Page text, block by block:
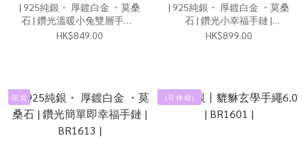
| 925純銀・ 厚鍍白金 ・莫桑
石 | 鑽光溫暖小兔雙層手鏈 |
BR1616 |
HK$849.00
| 925純銀・ 厚鍍白金 ・莫桑
石 | 鑽光小幸福手鏈 |
BR1614 |
HK$899.00
現 貨 （可 伸 縮）